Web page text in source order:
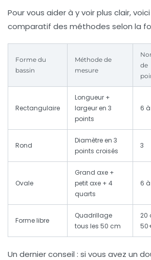
Pour vous aider à y voir plus clair,
comparatif des méthodes selon la
Forme du
bassin
Méthode de
mesure
de
Rectangulaire
Longueur +
largeur en 3
points
6
Rond
Diamètre en 3
points croisés
3
Ovale
Grand axe +
petit axe + 4
quarts
6
Forme libre
Quadrillage
tous les 50 cm
20
Un dernier conseil : si vous avez un